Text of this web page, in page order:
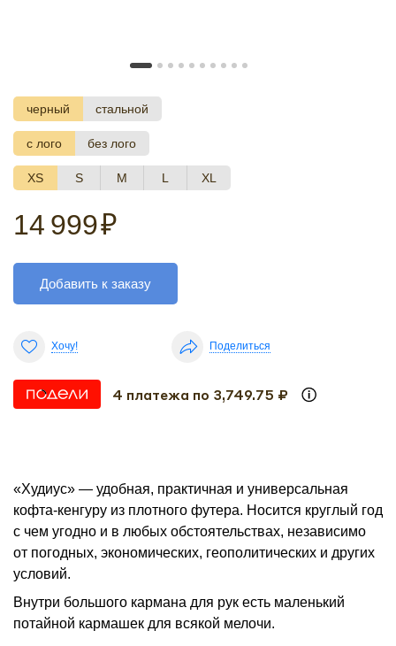
черный стальной
с лого без лого
XS S M L XL
14 999₽
Добавить к заказу
Хочу! Поделиться
4 платежа по 3,749.75 ₽
«Худиус» — удобная, практичная и универсальная
кофта-кенгуру из плотного футера. Носится круглый год
с чем угодно и в любых обстоятельствах, независимо
от погодных, экономических, геополитических и других
условий.
Внутри большого кармана для рук есть маленький
потайной кармашек для всякой мелочи.